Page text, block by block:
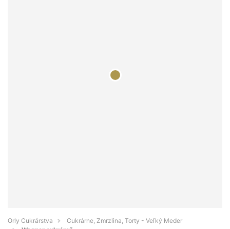
Orly Cukrárstva
Cukrárne, Zmrzlina, Torty - Veľký Meder